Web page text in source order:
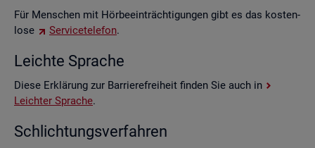
Für Men­schen mit Hör­be­ein­träch­ti­gun­gen gibt es das kos­ten­
lo­se
Ser­vice­te­le­fon.
Leich­te Spra­che
Diese Er­klä­rung zur Bar­rie­re­frei­heit fin­den Sie auch in
Leich­ter Spra­che.
Schlich­tungs­ver­fah­ren